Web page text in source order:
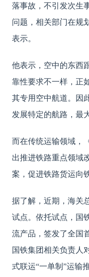
落事故，不引发次生
问题，相关部门在规
表示。
他表示，空中的东西
靠性要求不一样，正
其专用空中航道。因
发展特定的航路，最
而在传统运输领域，
出推进铁路重点领域
案，促进铁路货运向
据了解，近期，海关
试点。依托试点，国
流产品，签发了全国
国铁集团相关负责人
式联运“一单制”运输